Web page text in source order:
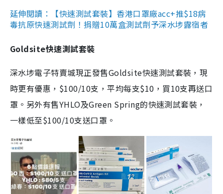
延伸閱讀：【快速測試套裝】香港口罩廠acc+推$18病
毒抗原快速測試劑！捐贈10萬盒測試劑予深水埗露宿者
Goldsite快速測試套裝
深水埗電子特賣城現正發售Goldsite快速測試套裝，現
時更有優惠，$100/10支，平均每支$10，買10支再送口
罩。另外有售YHLO及Green Spring的快速測試套裝，
一樣低至$100/10支送口罩。